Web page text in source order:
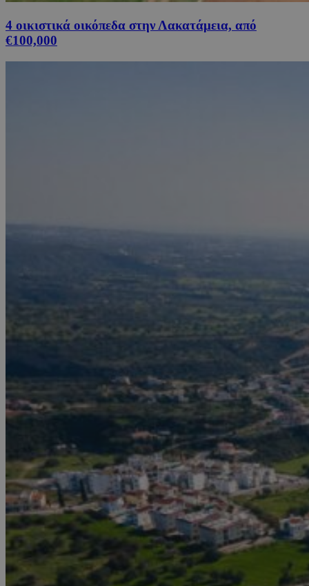
4 οικιστικά οικόπεδα στην Λακατάμεια, από
€100,000